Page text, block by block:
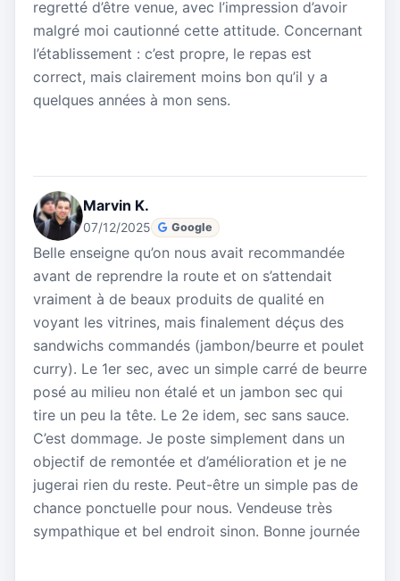
regretté d’être venue, avec l’impression d’avoir
malgré moi cautionné cette attitude. Concernant
l’établissement : c’est propre, le repas est
correct, mais clairement moins bon qu’il y a
quelques années à mon sens.
Marvin K.
07/12/2025 Google
Belle enseigne qu’on nous avait recommandée
avant de reprendre la route et on s’attendait
vraiment à de beaux produits de qualité en
voyant les vitrines, mais finalement déçus des
sandwichs commandés (jambon/beurre et poulet
curry). Le 1er sec, avec un simple carré de beurre
posé au milieu non étalé et un jambon sec qui
tire un peu la tête. Le 2e idem, sec sans sauce.
C’est dommage. Je poste simplement dans un
objectif de remontée et d’amélioration et je ne
jugerai rien du reste. Peut-être un simple pas de
chance ponctuelle pour nous. Vendeuse très
sympathique et bel endroit sinon. Bonne journée